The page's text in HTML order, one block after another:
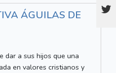
ÁGUILAS DE
dar a sus hijos que una
en valores cristianos y